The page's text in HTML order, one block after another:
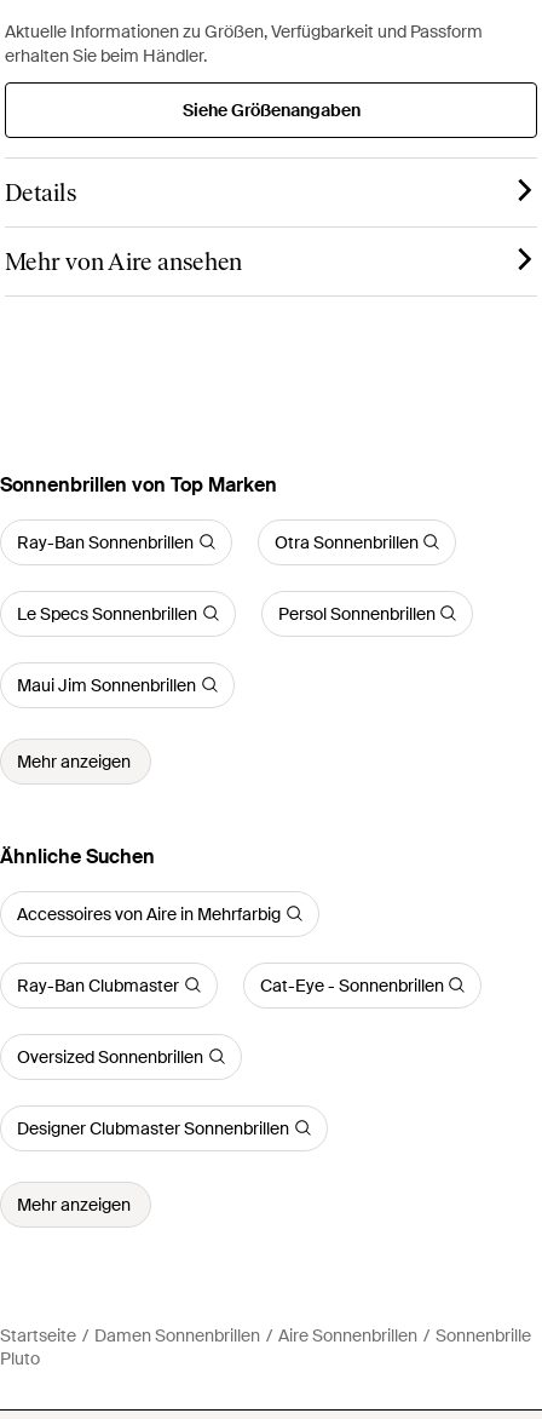
Aktuelle Informationen zu Größen, Verfügbarkeit und Passform
erhalten Sie beim Händler.
Siehe Größenangaben
Details
Mehr von Aire ansehen
Sonnenbrillen von Top Marken
Ray-Ban Sonnenbrillen Otra Sonnenbrillen
Le Specs Sonnenbrillen Persol Sonnenbrillen
Maui Jim Sonnenbrillen
Mehr anzeigen
Ähnliche Suchen
Accessoires von Aire in Mehrfarbig
Ray-Ban Clubmaster Cat-Eye - Sonnenbrillen
Oversized Sonnenbrillen
Designer Clubmaster Sonnenbrillen
Mehr anzeigen
Startseite Damen Sonnenbrillen Aire Sonnenbrillen
Sonnenbrille
Pluto